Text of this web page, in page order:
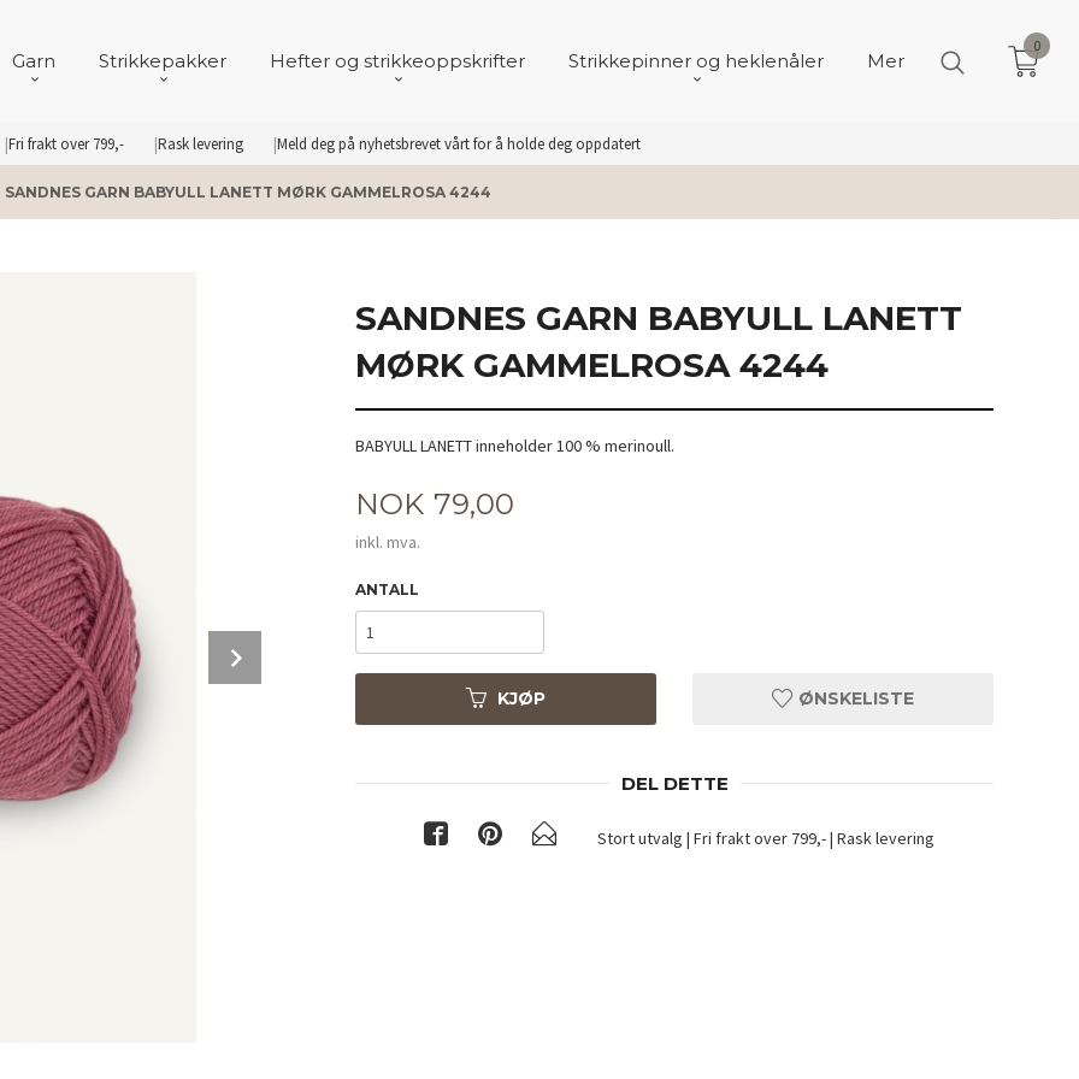
Fri frakt over 799,- Rask levering Meld deg på nyhetsbrevet vårt for å holde deg oppdatert
Garn Strikkepakker Hefter og strikkeoppskrifter Strikkepinner og heklenåler Mer
0
SANDNES GARN BABYULL LANETT MØRK GAMMELROSA 4244
SANDNES GARN BABYULL LANETT
MØRK GAMMELROSA 4244
BABYULL LANETT inneholder 100 % merinoull.
Pris
NOK 79,00
inkl. mva.
ANTALL
KJØP ØNSKELISTE
DEL DETTE
Stort utvalg | Fri frakt over 799,- | Rask levering